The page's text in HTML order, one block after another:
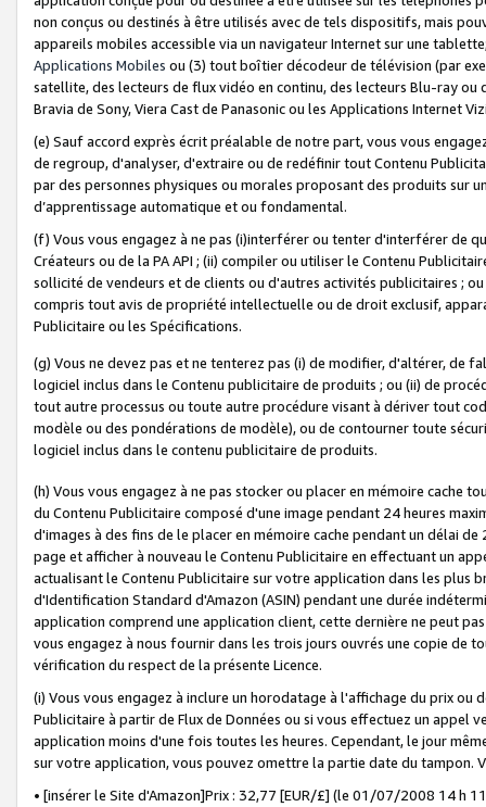
non conçus ou destinés à être utilisés avec de tels dispositifs, mais
appareils mobiles accessible via un navigateur Internet sur une
Applications Mobiles ou (3) tout boîtier décodeur de télévision (par
satellite, des lecteurs de flux vidéo en continu, des lecteurs Blu-ray
Bravia de Sony, Viera Cast de Panasonic ou les Applications Internet
(e) Sauf accord exprès écrit préalable de notre part, vous vous
de regroup, d'analyser, d'extraire ou de redéfinir tout Contenu
par des personnes physiques ou morales proposant des produits sur
d’apprentissage automatique et ou fondamental.
(f) Vous vous engagez à ne pas (i)interférer ou tenter d'interférer de
Créateurs ou de la PA API ; (ii) compiler ou utiliser le Contenu
sollicité de vendeurs et de clients ou d'autres activités publicitaires ;
compris tout avis de propriété intellectuelle ou de droit exclusif,
Publicitaire ou les Spécifications.
(g) Vous ne devez pas et ne tenterez pas (i) de modifier, d'altérer, de
logiciel inclus dans le Contenu publicitaire de produits ; ou (ii) de
tout autre processus ou toute autre procédure visant à dériver tout
modèle ou des pondérations de modèle), ou de contourner toute
logiciel inclus dans le contenu publicitaire de produits.
(h) Vous vous engagez à ne pas stocker ou placer en mémoire cache
du Contenu Publicitaire composé d'une image pendant 24 heures
d'images à des fins de le placer en mémoire cache pendant un délai
page et afficher à nouveau le Contenu Publicitaire en effectuant un
actualisant le Contenu Publicitaire sur votre application dans les plus
d'Identification Standard d'Amazon (ASIN) pendant une durée
application comprend une application client, cette dernière ne peut
vous engagez à nous fournir dans les trois jours ouvrés une copie de
vérification du respect de la présente Licence.
(i) Vous vous engagez à inclure un horodatage à l'affichage du prix
Publicitaire à partir de Flux de Données ou si vous effectuez un appel
application moins d'une fois toutes les heures. Cependant, le jour
sur votre application, vous pouvez omettre la partie date du tampon.
• [insérer le Site d'Amazon]Prix : 32,77 [EUR/£] (le 01/07/2008 14 h